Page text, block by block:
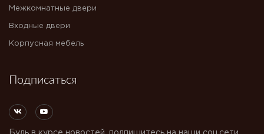
Межкомнатные двери
Входные двери
Корпусная мебель
Подписаться